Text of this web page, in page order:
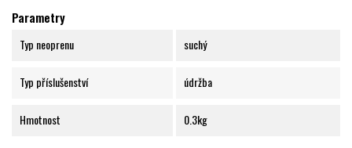
Parametry
Typ neoprenu suchý
Typ příslušenství údržba
Hmotnost 0.3kg